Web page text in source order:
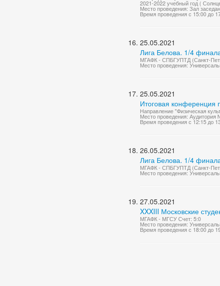
2021-2022 учебный год (
Место проведения: Зал
Время проведения с 15:00 до
25.05.2021
Лига Белова. 1/4
МГАФК - СПБГУПТД (Санкт-
Место проведения:
25.05.2021
Итоговая конференция
Направление "Физическая
Место проведения:
Время проведения с 12:15 до
26.05.2021
Лига Белова. 1/4
МГАФК - СПБГУПТД (Санкт-
Место проведения:
27.05.2021
XXXIII Московские
МГАФК - МГСУ Счет: 5:0
Место проведения:
Время проведения с 18:00 до